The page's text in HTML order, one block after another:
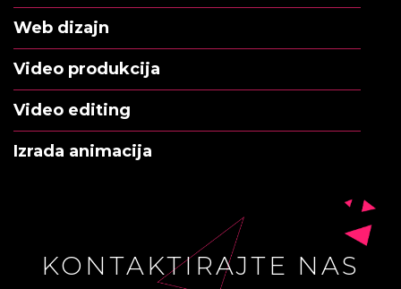
Web dizajn
Video produkcija
Video editing
Izrada animacija
KONTAKTIRAJTE NAS